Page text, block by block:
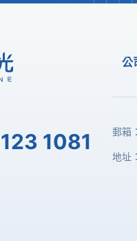
1081
公
郵箱：
地址